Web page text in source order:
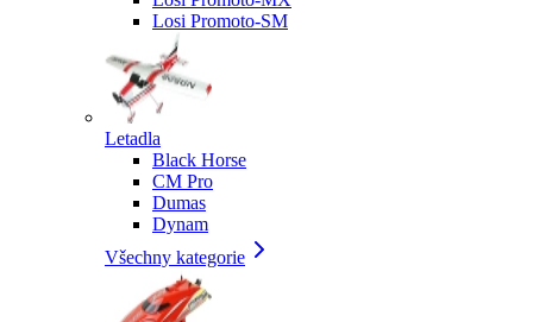
Losi Promoto-SM
Letadla
Black Horse
CM Pro
Dumas
Dynam
Všechny kategorie